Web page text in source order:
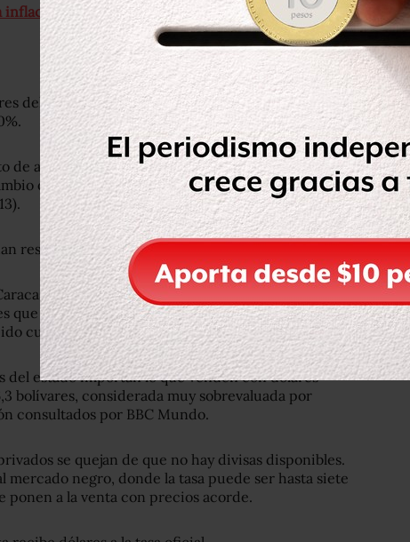
por las nubes
del gobierno encontraron que en las tiendas había
de aire acondicionado que en Daka se vendía por
oficial) mientras en las tiendas del estado
respondido públicamente a las acusaciones.
Irene Caselli, explica que el problema con la
que normalmente los productos son difíciles de
cuando están disponibles.
del estado importan lo que venden con dólares
bolívares, considerada muy sobrevaluada por
consultados por BBC Mundo.
se quejan de que no hay divisas disponibles.
negro, donde la tasa puede ser hasta siete
ponen a la venta con precios acorde.